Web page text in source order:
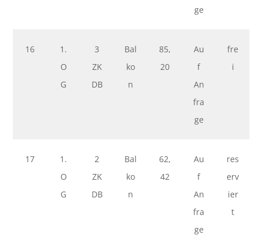
ge
16
1.
O
G
3
ZK
DB
Bal
ko
n
85,
20
Au
f
An
fra
ge
fre
i
17
1.
O
G
2
ZK
DB
Bal
ko
n
62,
42
Au
f
An
fra
ge
res
erv
ier
t